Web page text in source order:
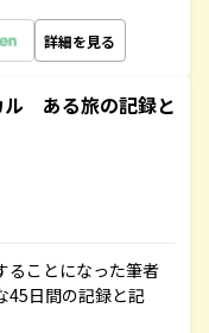
詳細を見る
ル ある旅の記録と
ることになった筆者
45日間の記録と記